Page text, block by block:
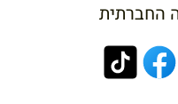
החברתית